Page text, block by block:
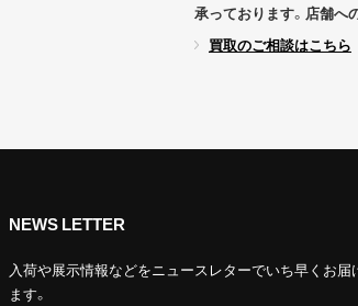
承っております。店舗へ
買取のご相談はこちら
NEWS LETTER
入荷や展示情報などをニュースレターでいち早くお届
ます。